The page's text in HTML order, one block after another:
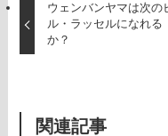
ウェンバンヤマは次の
ル・ラッセルになれる
か？
関連記事